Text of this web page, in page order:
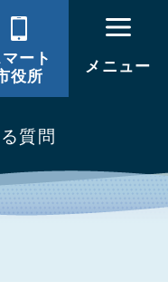
ート
役所
メニュー
質問